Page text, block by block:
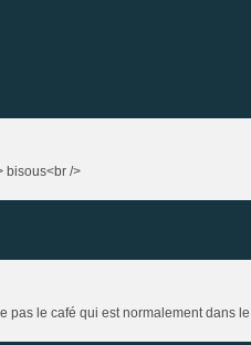
bisous<br />
pas le café qui est normalement dans